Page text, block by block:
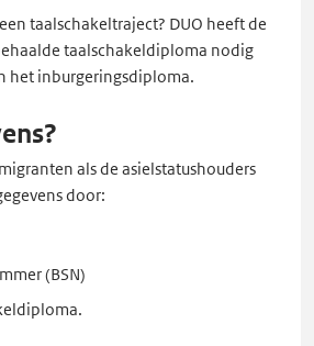
taalschakeltraject? DUO heeft de
taalschakeldiploma nodig
het inburgeringsdiploma.
als de asielstatushouders
door:
(BSN)